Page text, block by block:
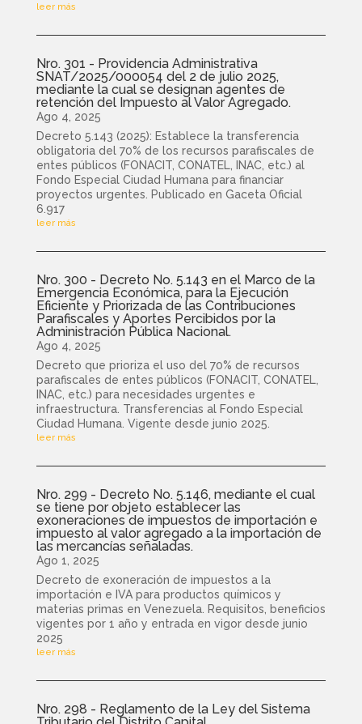
leer más
Nro. 301 - Providencia Administrativa
SNAT/2025/000054 del 2 de julio 2025,
mediante la cual se designan agentes de
retención del Impuesto al Valor Agregado.
Ago 4, 2025
Decreto 5.143 (2025): Establece la transferencia
obligatoria del 70% de los recursos parafiscales de
entes públicos (FONACIT, CONATEL, INAC, etc.) al
Fondo Especial Ciudad Humana para financiar
proyectos urgentes. Publicado en Gaceta Oficial
6.917
leer más
Nro. 300 - Decreto No. 5.143 en el Marco de la
Emergencia Económica, para la Ejecución
Eficiente y Priorizada de las Contribuciones
Parafiscales y Aportes Percibidos por la
Administración Pública Nacional.
Ago 4, 2025
Decreto que prioriza el uso del 70% de recursos
parafiscales de entes públicos (FONACIT, CONATEL,
INAC, etc.) para necesidades urgentes e
infraestructura. Transferencias al Fondo Especial
Ciudad Humana. Vigente desde junio 2025.
leer más
Nro. 299 - Decreto No. 5.146, mediante el cual
se tiene por objeto establecer las
exoneraciones de impuestos de importación e
impuesto al valor agregado a la importación de
las mercancías señaladas.
Ago 1, 2025
Decreto de exoneración de impuestos a la
importación e IVA para productos químicos y
materias primas en Venezuela. Requisitos, beneficios
vigentes por 1 año y entrada en vigor desde junio
2025
leer más
Nro. 298 - Reglamento de la Ley del Sistema